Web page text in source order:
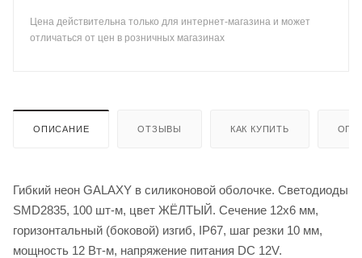
Цена действительна только для интернет-магазина и может
отличаться от цен в розничных магазинах
ОПИСАНИЕ ОТЗЫВЫ КАК КУПИТЬ
Гибкий неон GALAXY в силиконовой оболочке. Светодиоды
SMD2835, 100 шт-м, цвет ЖЁЛТЫЙ. Сечение 12х6 мм,
горизонтальный (боковой) изгиб, IP67, шаг резки 10 мм,
мощность 12 Вт-м, напряжение питания DC 12V.